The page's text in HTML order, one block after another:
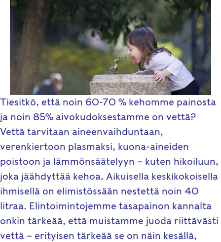
Tiesitkö, että noin 60-70 % kehomme painosta
ja noin 85% aivokudoksestamme on vettä?
Vettä tarvitaan aineenvaihduntaan,
verenkiertoon plasmaksi, kuona-aineiden
poistoon ja lämmönsäätelyyn – kuten hikoiluun,
joka jäähdyttää kehoa. Aikuisella keskikokoisella
ihmisellä on elimistössään nestettä noin 40
litraa. Elintoimintojemme tasapainon kannalta
onkin tärkeää, että muistamme juoda riittävästi
vettä – erityisen tärkeää se on näin kesällä,